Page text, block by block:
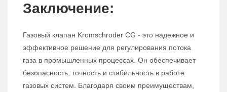
Заключение:
Газовый клапан Kromschroder CG - это надежное и
эффективное решение для регулирования потока
газа в промышленных процессах. Он обеспечивает
безопасность, точность и стабильность в работе
газовых систем. Благодаря своим преимуществам,